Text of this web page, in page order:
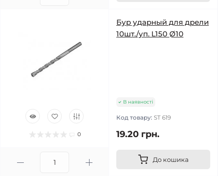
0
Бур ударный для дрели
10шт./уп. L150 Ø10
В наявності
Код товару: ST 619
19.20 грн.
До кошика